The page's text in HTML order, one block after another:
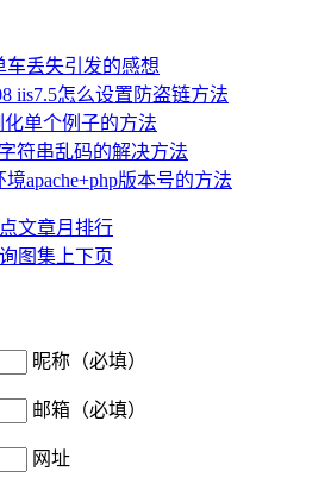
车丢失引发的感想
iis7.5怎么设置防盗链方法
单个例子的方法
符串乱码的解决方法
apache+php版本号的方法
文章月排行
图集上下页
昵称（必填）
邮箱（必填）
网址